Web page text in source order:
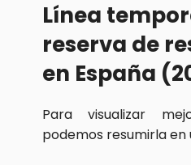
Línea
reserva de
en España
Para visualizar
podemos resumirla